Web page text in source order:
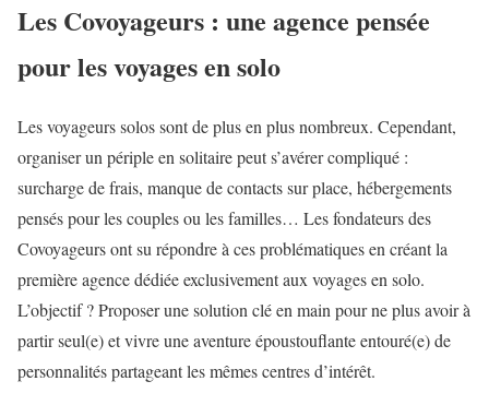
Les Covoyageurs : une agence pensée
pour les voyages en solo
Les voyageurs solos sont de plus en plus nombreux. Cependant,
organiser un périple en solitaire peut s’avérer compliqué :
surcharge de frais, manque de contacts sur place, hébergements
pensés pour les couples ou les familles… Les fondateurs des
Covoyageurs ont su répondre à ces problématiques en créant la
première agence dédiée exclusivement aux voyages en solo.
L’objectif ? Proposer une solution clé en main pour ne plus avoir à
partir seul(e) et vivre une aventure époustouflante entouré(e) de
personnalités partageant les mêmes centres d’intérêt.